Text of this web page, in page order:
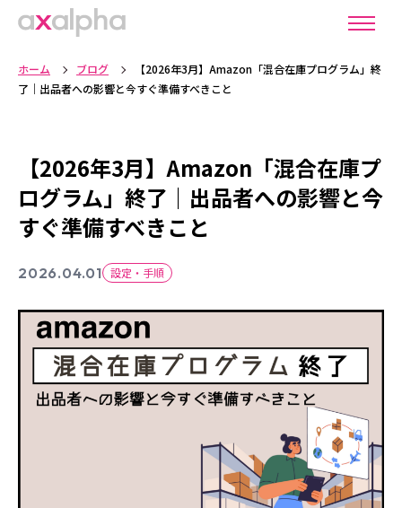
ホーム ブログ
【2026年3月】Amazon「混合在庫プログラム」終
了｜出品者への影響と今すぐ準備すべきこと
【2026年3月】Amazon「混合在庫プ
ログラム」終了｜出品者への影響と今
すぐ準備すべきこと
2026.04.01 設定・手順